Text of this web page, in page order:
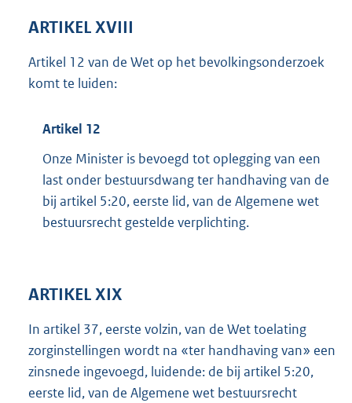
ARTIKEL XVIII
Artikel 12 van de Wet op het bevolkingsonderzoek
komt te luiden:
Artikel 12
Onze Minister is bevoegd tot oplegging van een
last onder bestuursdwang ter handhaving van de
bij artikel 5:20, eerste lid, van de Algemene wet
bestuursrecht gestelde verplichting.
ARTIKEL XIX
In artikel 37, eerste volzin, van de Wet toelating
zorginstellingen wordt na «ter handhaving van» een
zinsnede ingevoegd, luidende: de bij artikel 5:20,
eerste lid, van de Algemene wet bestuursrecht